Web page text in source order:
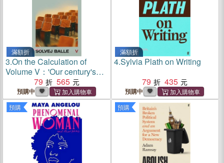
滿額折
3.On the Calculation of
Volume V：'Our century's
answer to Proust' New York
Times
79 565
預購中
滿額折
4.Sylvia Plath on Writing
79
435
預購中
預購 預購